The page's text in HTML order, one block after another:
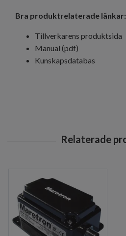
Bra produktrelaterade länkar:
Tillverkarens produktsida
Manual (pdf)
Kunskapsdatabas